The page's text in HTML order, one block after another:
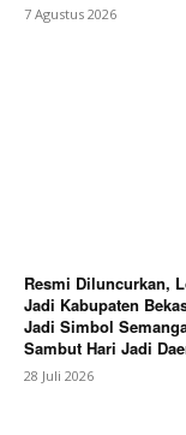
7 Agustus 2026
Resmi Diluncurkan,
Jadi Kabupaten
Jadi Simbol
Sambut Hari Jadi
28 Juli 2026